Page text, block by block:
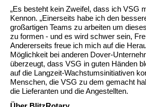
„Es besteht kein Zweifel, dass ich VSG
Kennon. „Einerseits habe ich den
großartigen Teams zu arbeiten um
zu formen - und es wird schwer sein,
Andererseits freue ich mich auf die
Möglichkeit bei anderen Dover-
überzeugt, dass VSG in guten Händen
auf die Langzeit-Wachstumsinitiativen
Menschen, die VSG zu dem gemacht
die Lieferanten und die Angestellten.